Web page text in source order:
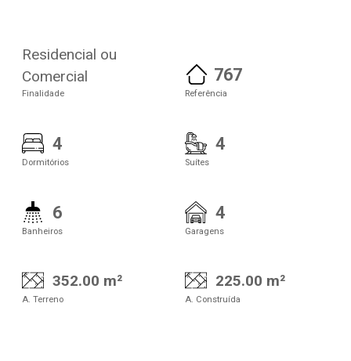
Residencial ou
Comercial
Finalidade
767
Referência
4
Dormitórios
4
Suítes
6
Banheiros
4
Garagens
352.00 m²
A. Terreno
225.00 m²
A. Construída